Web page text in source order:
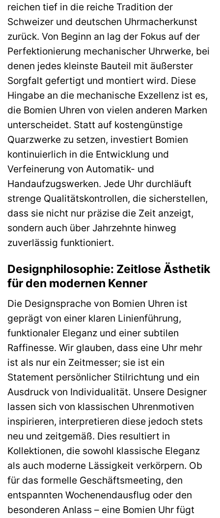
reichen tief in die reiche Tradition der
Schweizer und deutschen Uhrmacherkunst
zurück. Von Beginn an lag der Fokus auf der
Perfektionierung mechanischer Uhrwerke, bei
denen jedes kleinste Bauteil mit äußerster
Sorgfalt gefertigt und montiert wird. Diese
Hingabe an die mechanische Exzellenz ist es,
die Bomien Uhren von vielen anderen Marken
unterscheidet. Statt auf kostengünstige
Quarzwerke zu setzen, investiert Bomien
kontinuierlich in die Entwicklung und
Verfeinerung von Automatik- und
Handaufzugswerken. Jede Uhr durchläuft
strenge Qualitätskontrollen, die sicherstellen,
dass sie nicht nur präzise die Zeit anzeigt,
sondern auch über Jahrzehnte hinweg
zuverlässig funktioniert.
Designphilosophie: Zeitlose Ästhetik
für den modernen Kenner
Die Designsprache von Bomien Uhren ist
geprägt von einer klaren Linienführung,
funktionaler Eleganz und einer subtilen
Raffinesse. Wir glauben, dass eine Uhr mehr
ist als nur ein Zeitmesser; sie ist ein
Statement persönlicher Stilrichtung und ein
Ausdruck von Individualität. Unsere Designer
lassen sich von klassischen Uhrenmotiven
inspirieren, interpretieren diese jedoch stets
neu und zeitgemäß. Dies resultiert in
Kollektionen, die sowohl klassische Eleganz
als auch moderne Lässigkeit verkörpern. Ob
für das formelle Geschäftsmeeting, den
entspannten Wochenendausflug oder den
besonderen Anlass – eine Bomien Uhr fügt